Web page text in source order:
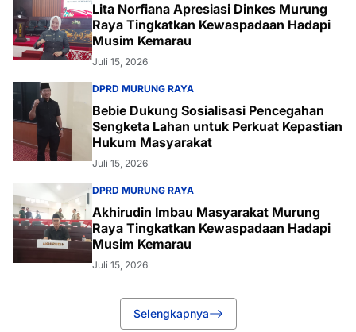
Lita Norfiana Apresiasi Dinkes Murung
Raya Tingkatkan Kewaspadaan Hadapi
Musim Kemarau
Juli 15, 2026
DPRD MURUNG RAYA
Bebie Dukung Sosialisasi Pencegahan
Sengketa Lahan untuk Perkuat Kepastian
Hukum Masyarakat
Juli 15, 2026
DPRD MURUNG RAYA
Akhirudin Imbau Masyarakat Murung
Raya Tingkatkan Kewaspadaan Hadapi
Musim Kemarau
Juli 15, 2026
Selengkapnya